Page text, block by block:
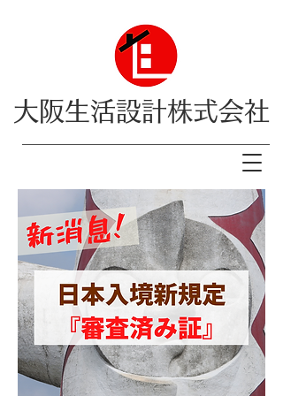
大阪生活設計株式会社